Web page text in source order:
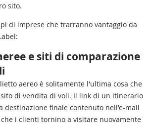
sito.
di imprese che trarranno vantaggio da
e siti di comparazione
aereo è solitamente l'ultima cosa che
di vendita di voli. Il link di un itinerario
destinazione finale contenuto nell'e-mail
i clienti tornino a visitare nuovamente